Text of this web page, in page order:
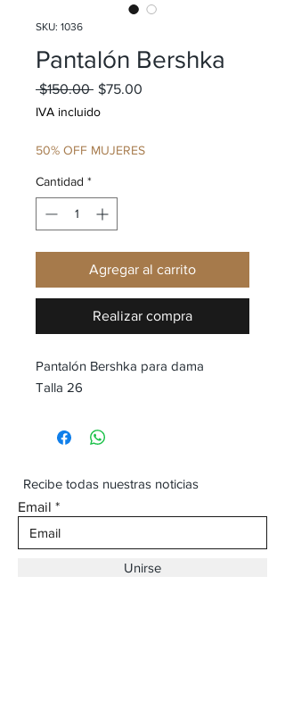
SKU: 1036
Pantalón Bershka
$150.00 Precio
$75.00
IVA incluido
50% OFF MUJERES
Cantidad *
Agregar al carrito
Realizar compra
Pantalón Bershka para dama
Talla 26
Recibe todas nuestras noticias
Email
Unirse